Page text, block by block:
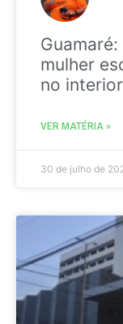
Guamaré:
mulher
no
VER MATÉRIA »
30 de julho de